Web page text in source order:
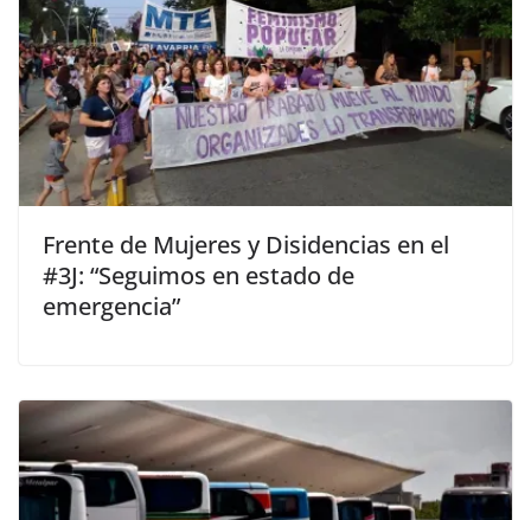
Frente de Mujeres y Disidencias en el
#3J: “Seguimos en estado de
emergencia”